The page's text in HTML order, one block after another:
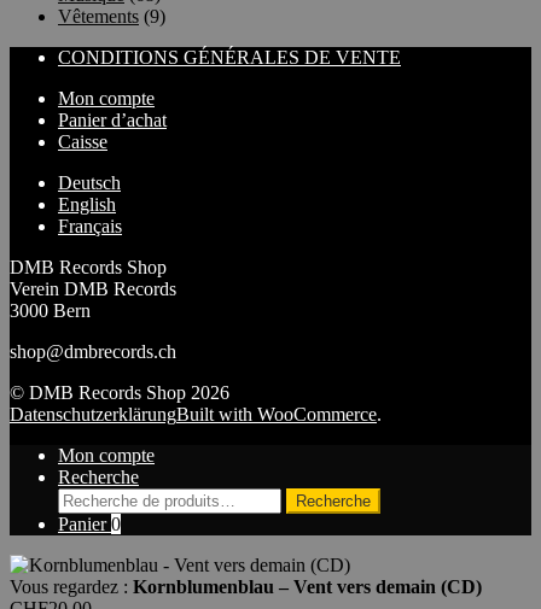
Vêtements (9)
CONDITIONS GÉNÉRALES DE VENTE
Mon compte
Panier d’achat
Caisse
Deutsch
English
Français
DMB Records Shop
Verein DMB Records
3000 Bern
shop@dmbrecords.ch
© DMB Records Shop 2026
DatenschutzerklärungBuilt with WooCommerce.
Mon compte
Recherche
Recherche
pour :
Recherche
Panier0
Vous regardez : Kornblumenblau – Vent vers demain (CD)